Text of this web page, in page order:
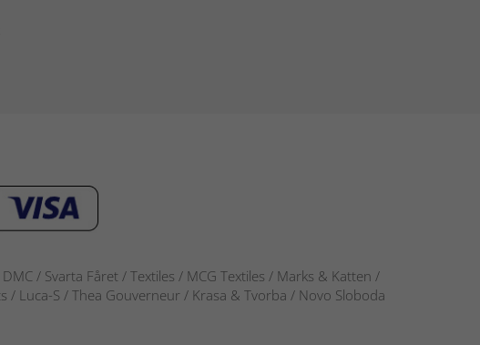
/ Svarta Fåret / Textiles / MCG Textiles / Marks & Katten /
/ Luca-S / Thea Gouverneur / Krasa & Tvorba / Novo Sloboda